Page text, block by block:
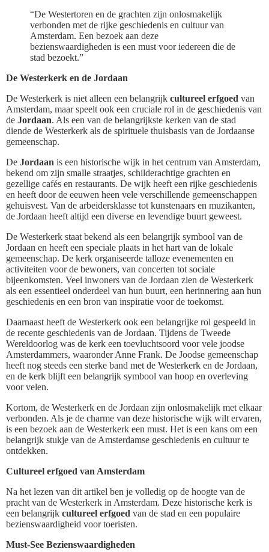
“De Westertoren en de grachten zijn onlosmakelijk
verbonden met de rijke geschiedenis en cultuur van
Amsterdam. Een bezoek aan deze
bezienswaardigheden is een must voor iedereen die de
stad bezoekt.”
De Westerkerk en de Jordaan
De Westerkerk is niet alleen een belangrijk cultureel erfgoed van
Amsterdam, maar speelt ook een cruciale rol in de geschiedenis van
de Jordaan. Als een van de belangrijkste kerken van de stad
diende de Westerkerk als de spirituele thuisbasis van de Jordaanse
gemeenschap.
De Jordaan is een historische wijk in het centrum van Amsterdam,
bekend om zijn smalle straatjes, schilderachtige grachten en
gezellige cafés en restaurants. De wijk heeft een rijke geschiedenis
en heeft door de eeuwen heen vele verschillende gemeenschappen
gehuisvest. Van de arbeidersklasse tot kunstenaars en muzikanten,
de Jordaan heeft altijd een diverse en levendige buurt geweest.
De Westerkerk staat bekend als een belangrijk symbool van de
Jordaan en heeft een speciale plaats in het hart van de lokale
gemeenschap. De kerk organiseerde talloze evenementen en
activiteiten voor de bewoners, van concerten tot sociale
bijeenkomsten. Veel inwoners van de Jordaan zien de Westerkerk
als een essentieel onderdeel van hun buurt, een herinnering aan hun
geschiedenis en een bron van inspiratie voor de toekomst.
Daarnaast heeft de Westerkerk ook een belangrijke rol gespeeld in
de recente geschiedenis van de Jordaan. Tijdens de Tweede
Wereldoorlog was de kerk een toevluchtsoord voor vele joodse
Amsterdammers, waaronder Anne Frank. De Joodse gemeenschap
heeft nog steeds een sterke band met de Westerkerk en de Jordaan,
en de kerk blijft een belangrijk symbool van hoop en overleving
voor velen.
Kortom, de Westerkerk en de Jordaan zijn onlosmakelijk met elkaar
verbonden. Als je de charme van deze historische wijk wilt ervaren,
is een bezoek aan de Westerkerk een must. Het is een kans om een
belangrijk stukje van de Amsterdamse geschiedenis en cultuur te
ontdekken.
Cultureel erfgoed van Amsterdam
Na het lezen van dit artikel ben je volledig op de hoogte van de
pracht van de Westerkerk in Amsterdam. Deze historische kerk is
een belangrijk cultureel erfgoed van de stad en een populaire
bezienswaardigheid voor toeristen.
Must-See Bezienswaardigheden